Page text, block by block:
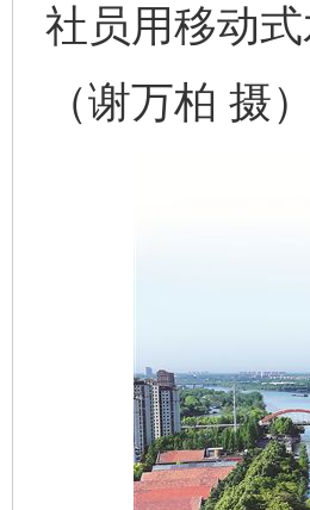
社员用移动
（谢万柏 摄）